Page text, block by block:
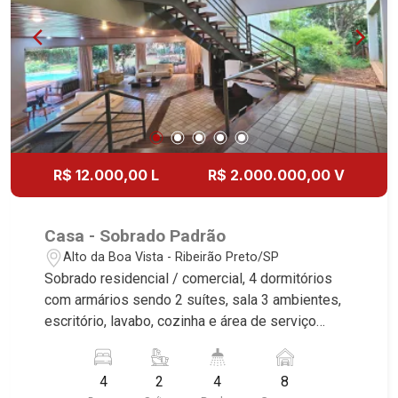
Imobiliária, referência no mercado imobiliário
desde 2000. Especialistas em Venda e Locação!
Avenida João Fiúsa, 1051 - Alto da Boa Vista
| Ribeirão Preto.
R$ 12.000,00 L R$ 2.000.000,00 V
Casa - Sobrado Padrão
Alto da Boa Vista - Ribeirão Preto/SP
Sobrado residencial / comercial, 4 dormitórios
com armários sendo 2 suítes, sala 3 ambientes,
escritório, lavabo, cozinha e área de serviço
empregada com 2 dormitórios, lazer com piscina,
quintal, corredor lateral, jardim, cerca elétrica,
4 2 4 8